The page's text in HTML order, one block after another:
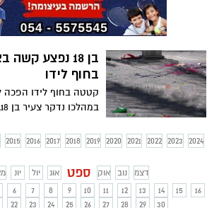
בן 18 נפצע
בחוף לידו
קטטה בחוף לידו הפכה
2015 2016 2017 2018 2019 2020 2021 2022 2023
2024
יונ יול אוג ספט אוק נוב
דצמ
6 7 8 9 10 11 12 13 14 15
16
22 23 24 25 26 27 28 29 30